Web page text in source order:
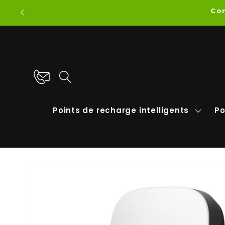
passer
au
Points de recharge intelligents